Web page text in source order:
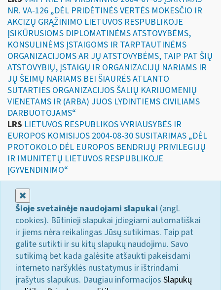
NR. VA-126 „DĖL PRIDĖTINĖS VERTĖS MOKESČIO IR
AKCIZŲ GRĄŽINIMO LIETUVOS RESPUBLIKOJE
ĮSIKŪRUSIOMS DIPLOMATINĖMS ATSTOVYBĖMS,
KONSULINĖMS ĮSTAIGOMS IR TARPTAUTINĖMS
ORGANIZACIJOMS AR JŲ ATSTOVYBĖMS, TAIP PAT ŠIŲ
ATSTOVYBIŲ, ĮSTAIGŲ IR ORGANIZACIJŲ NARIAMS IR
JŲ ŠEIMŲ NARIAMS BEI ŠIAURĖS ATLANTO
SUTARTIES ORGANIZACIJOS ŠALIŲ KARIUOMENIŲ
VIENETAMS IR (ARBA) JUOS LYDINTIEMS CIVILIAMS
DARBUOTOJAMS“
LRS LIETUVOS RESPUBLIKOS VYRIAUSYBĖS IR
EUROPOS KOMISIJOS 2004-08-30 SUSITARIMAS „DĖL
PROTOKOLO DĖL EUROPOS BENDRIJŲ PRIVILEGIJŲ
IR IMUNITETŲ LIETUVOS RESPUBLIKOJE
ĮGYVENDINIMO“
Šioje svetainėje naudojami slapukai (angl.
cookies). Būtinieji slapukai įdiegiami automatiškai
ir jiems nėra reikalingas Jūsų sutikimas. Taip pat
galite sutikti ir su kitų slapukų naudojimu. Savo
sutikimą bet kada galėsite atšaukti pakeisdami
interneto naršyklės nustatymus ir ištrindami
įrašytus slapukus. Daugiau informacijos Slapukų